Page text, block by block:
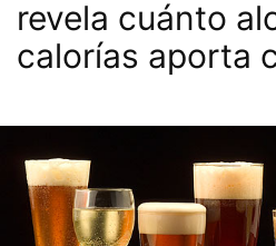
revela cuánto
calorías aporta